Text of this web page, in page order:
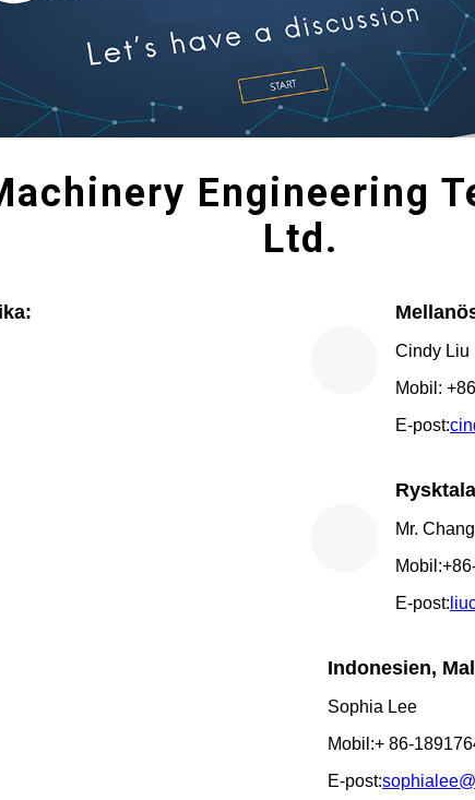
Engineering
Ltd.
Cindy Liu
Mobil:
E-post:
Mr.
E-post:
Indonesien,
Sophia Lee
Mobil:+ 86-
E-post: